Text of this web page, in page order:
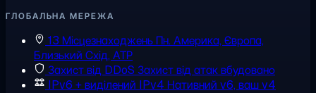
ГЛОБАЛЬНА МЕРЕЖА
13 Місцезнаходжень Пн. Америка, Європа,
Близький Схід, АТР
Захист від DDoS Захист від атак вбудовано
IPv6 + виділений IPv4 Нативний v6, ваш v4